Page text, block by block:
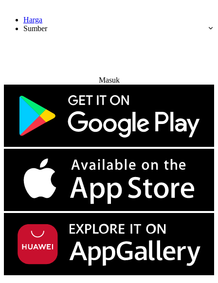
Harga
Sumber
Masuk